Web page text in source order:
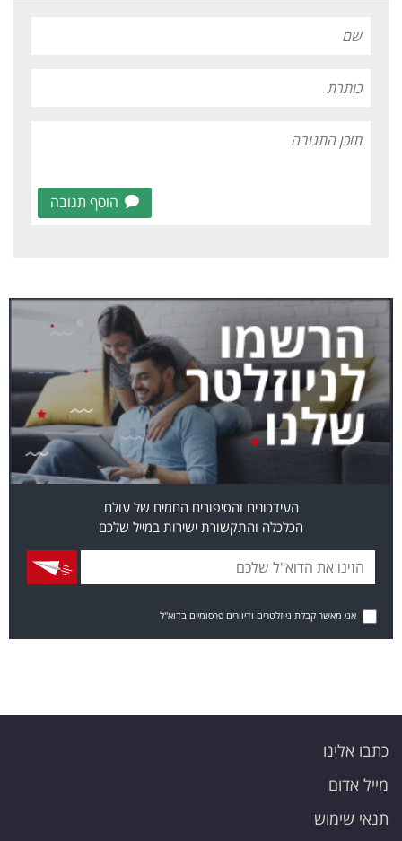
הוסף תגובה
העידכונים והסיפורים החמים של עולם
הכלכלה והתקשורת ישירות במייל שלכם
אני מאשר קבלת ניוזלטרים ודיוורים פרסומיים בדוא"ל
כתבו אלינו
מייל אדום
תנאי שימוש